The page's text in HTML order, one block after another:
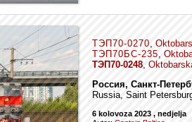
ТЭП70-0270,
ТЭП70БС-235,
ТЭП70-0248,
Россия, Санкт-
Russia, Saint
6 kolovoza 2023 , nedjelja